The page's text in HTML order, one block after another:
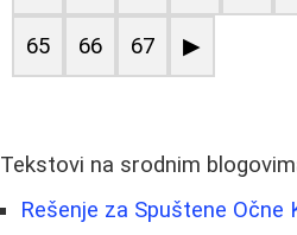
65 66 67 ▶
Tekstovi na srodnim
Rešenje za Spuštene Očne